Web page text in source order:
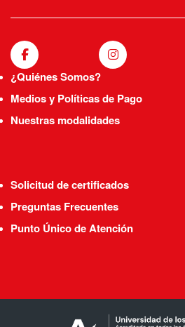
¿Quiénes Somos?
Medios y Políticas de Pago
Nuestras modalidades
Solicitud de certificados
Preguntas Frecuentes
Punto Único de Atención